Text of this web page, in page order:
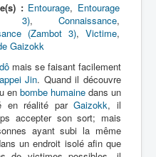
: Entourage, Entourage
3), Connaissance,
(Zambot 3), Victime,
Gaizokk
mais se faisant facilement
Jin. Quand il découvre
en bombe humainedans un
en réalité parGaizokk, il
accepter son sort; mais
ayant subi la même
un endroit isolé afin que